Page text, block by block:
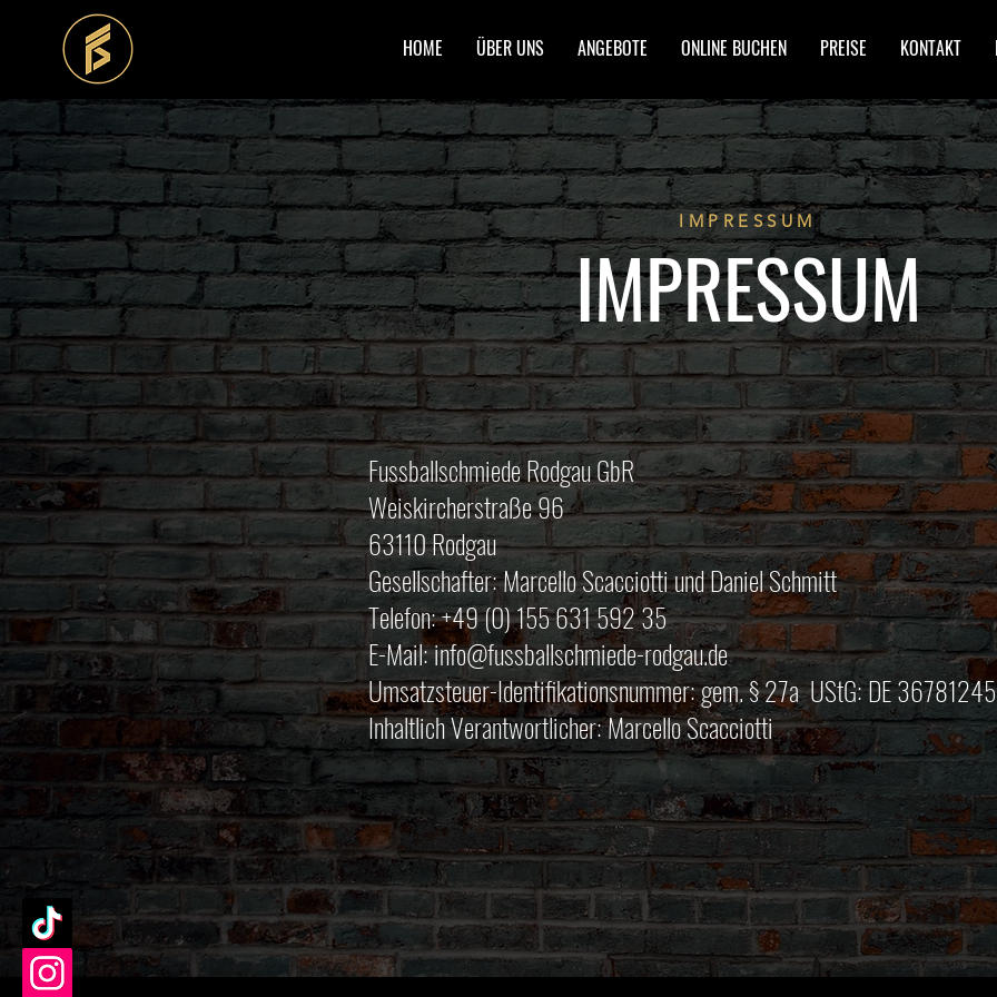
HOME ÜBER UNS ANGEBOTE ONLINE BUCHEN PREISE KONTAKT
IMPRESSUM
IMPRESSUM
Fussballschmiede Rodgau GbR
Weiskircherstraße 96
63110 Rodgau
Gesellschafter: Marcello Scacciotti und Daniel Schmitt
Telefon: +49 (0) 155 631 592 35
E-Mail: info@fussballschmiede-rodgau.de
Umsatzsteuer-Identifikationsnummer: gem. § 27a UStG: DE
Inhaltlich Verantwortlicher: Marcello Scacciotti